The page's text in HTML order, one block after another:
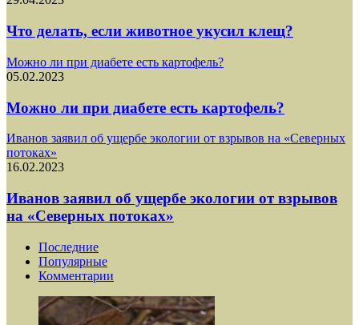
Что делать, если животное укусил клещ?
Можно ли при диабете есть картофель?
05.02.2023
Можно ли при диабете есть картофель?
Иванов заявил об ущербе экологии от взрывов на «Северных
потоках»
16.02.2023
Иванов заявил об ущербе экологии от взрывов
на «Северных потоках»
Последние
Популярные
Комментарии